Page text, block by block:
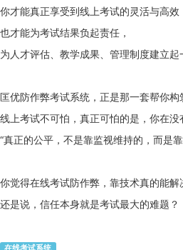
你才能真正享受到线上考试的灵活与高效
也才能为考试结果负起责任，
为人才评估、教学成果、管理制度建立起
匡优防作弊考试系统，正是那一套帮你构
线上考试不可怕，真正可怕的是，你在没
“真正的公平，不是靠监视维持的，而是
你觉得在线考试防作弊，靠技术真的能解
还是说，信任本身就是考试最大的难题？